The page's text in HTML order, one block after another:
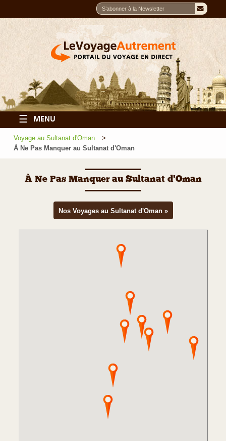
☰ MENU
Voyage au Sultanat d'Oman
À Ne Pas Manquer au Sultanat d'Oman
À Ne Pas Manquer au Sultanat d'Oman
Nos Voyages au Sultanat d'Oman »